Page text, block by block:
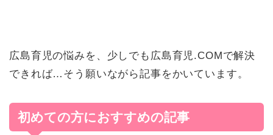
広島育児の悩みを、少しでも広島育児.COMで解決
できれば…そう願いながら記事をかいています。
初めての方におすすめの記事